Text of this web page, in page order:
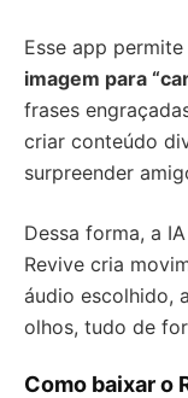
Esse app
imagem para
frases
criar conteúdo
surpreender
Dessa forma, a
Revive cria
áudio escolhido,
olhos, tudo de
Como baixar o